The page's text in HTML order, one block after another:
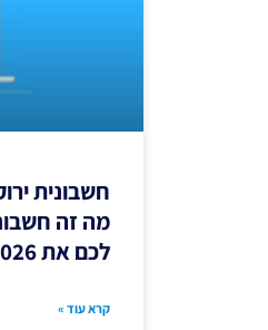
מה זה
לכם את 2026
קרא עוד »